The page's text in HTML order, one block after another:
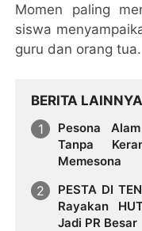
Momen paling
siswa
guru dan orang tua.
BERITA LAINNYA
Pesona
Tanpa
Memesona
PESTA DI
Rayakan
Jadi PR Besar